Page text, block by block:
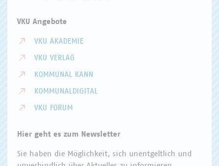
VKU Angebote
VKU AKADEMIE
VKU VERLAG
KOMMUNAL KANN
KOMMUNALDIGITAL
VKU FORUM
Hier geht es zum Newsletter
Sie haben die Möglichkeit, sich unentgeltlich und